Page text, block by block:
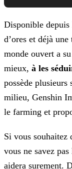
Disponible
d’ores et déjà
monde ouvert a
mieux, à les
possède
milieu, Genshin
le farming et
Si vous souhaitez
vous ne savez
aidera surement.